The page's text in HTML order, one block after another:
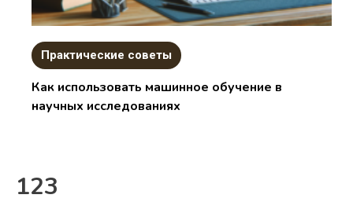
Практические советы
Как использовать машинное обучение в
научных исследованиях
123